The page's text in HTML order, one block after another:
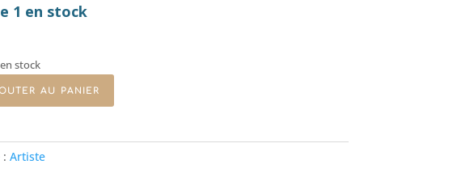
1 en stock
stock
au panier
: Artiste